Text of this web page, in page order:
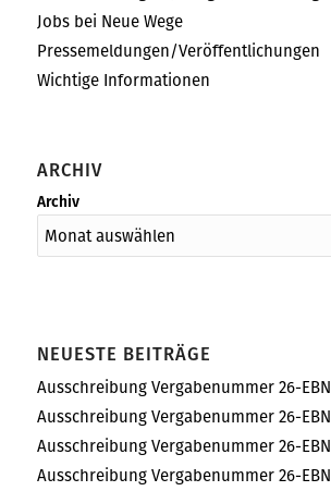
Jobs bei Neue Wege
Pressemeldungen/Veröffentlichungen
Wichtige Informationen
ARCHIV
Archiv
NEUESTE BEITRÄGE
Ausschreibung Vergabenummer 26-
Ausschreibung Vergabenummer 26-
Ausschreibung Vergabenummer 26-
Ausschreibung Vergabenummer 26-